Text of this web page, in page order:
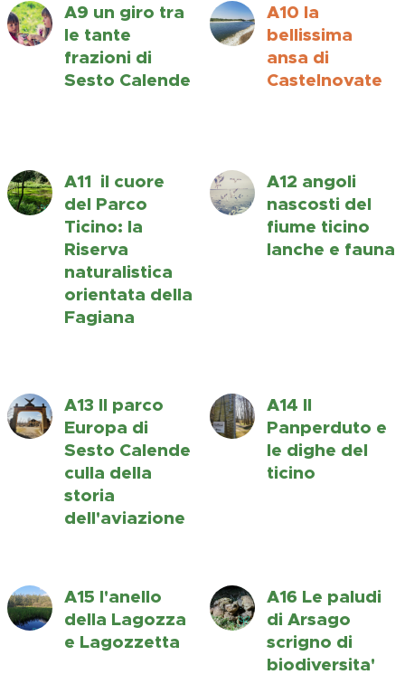
A9 un giro tra
le tante
frazioni di
Sesto Calende
A10 la
bellissima
ansa di
Castelnovate
A11 il cuore
del Parco
Ticino: la
Riserva
naturalistica
orientata della
Fagiana
A12 angoli
nascosti del
fiume ticino
lanche e fauna
A13 Il parco
Europa di
Sesto Calende
culla della
storia
dell'aviazione
A14 Il
Panperduto e
le dighe del
ticino
A15 l'anello
della Lagozza
e Lagozzetta
A16 Le paludi
di Arsago
scrigno di
biodiversita'